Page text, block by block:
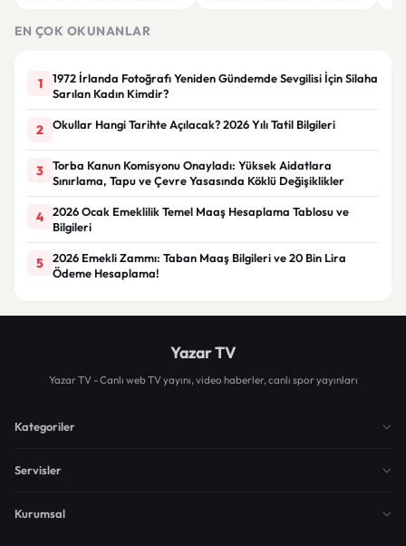
EN ÇOK OKUNANLAR
1
1972 İrlanda Fotoğrafı Yeniden Gündemde Sevgilisi İçin Silaha
Sarılan Kadın Kimdir?
2 Okullar Hangi Tarihte Açılacak? 2026 Yılı Tatil Bilgileri
3
Torba Kanun Komisyonu Onayladı: Yüksek Aidatlara
Sınırlama, Tapu ve Çevre Yasasında Köklü Değişiklikler
4
2026 Ocak Emeklilik Temel Maaş Hesaplama Tablosu ve
Bilgileri
5
2026 Emekli Zammı: Taban Maaş Bilgileri ve 20 Bin Lira
Ödeme Hesaplama!
Yazar TV
Yazar TV - Canlı web TV yayını, video haberler, canlı spor yayınları
Kategoriler
Servisler
Kurumsal